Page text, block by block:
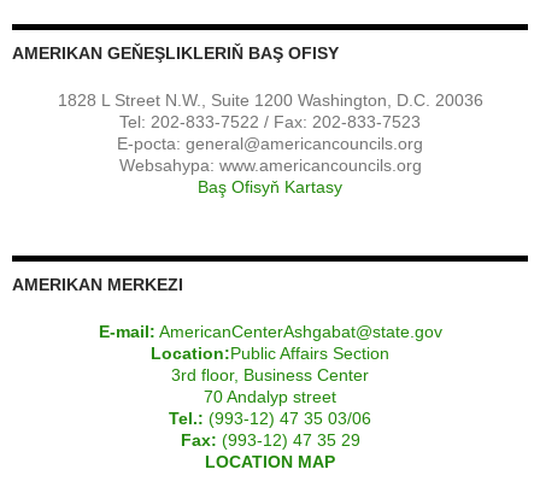
AMERIKAN GEŇEŞLIKLERIŇ BAŞ OFISY
1828 L Street N.W., Suite 1200 Washington, D.C. 20036
Tel: 202-833-7522 / Fax: 202-833-7523
E-pocta: general@americancouncils.org
Websahypa: www.americancouncils.org
Baş Ofisyň Kartasy
AMERIKAN MERKEZI
E-mail: AmericanCenterAshgabat@state.gov
Location:Public Affairs Section
3rd floor, Business Center
70 Andalyp street
Tel.: (993-12) 47 35 03/06
Fax: (993-12) 47 35 29
LOCATION MAP